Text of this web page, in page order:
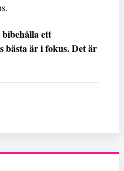
ett
bästa är i fokus. Det är